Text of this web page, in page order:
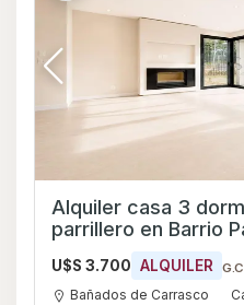
Alquiler casa 3
parrillero en Barrio
U$S 3.700 ALQUILER
Bañados de Carrasco